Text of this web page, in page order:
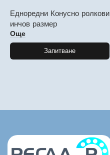
Едноредни Конусно ролкови
инчов размер
Още
Запитване